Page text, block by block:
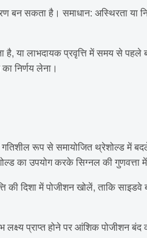
बन सकता है। समाधान: अस्थिरता या
या लाभदायक प्रवृत्ति में समय से
निर्णय लेना।
रूप से समायोजित थ्रेशोल्ड में बदलें,
का उपयोग करके सिग्नल की गुणवत्ता में
दिशा में पोजीशन खोलें, ताकि साइडवे
लक्ष्य प्राप्त होने पर आंशिक पोजीशन